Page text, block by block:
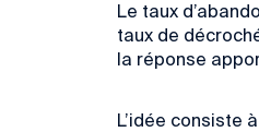
Le taux
taux de
la réponse
L’idée consiste